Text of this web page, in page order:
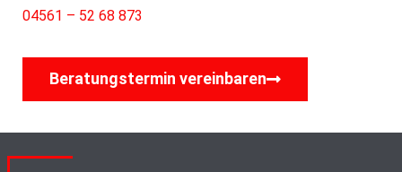
04561 – 52 68 873
Beratungstermin vereinbaren